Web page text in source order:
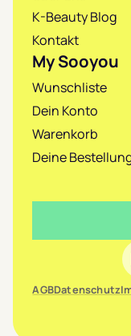
K-Beauty Blog
Kontakt
My Sooyou
Wunschliste
Dein Konto
Warenkorb
Deine
AGBDatenschutz